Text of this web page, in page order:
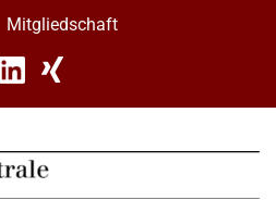
Mitgliedschaft